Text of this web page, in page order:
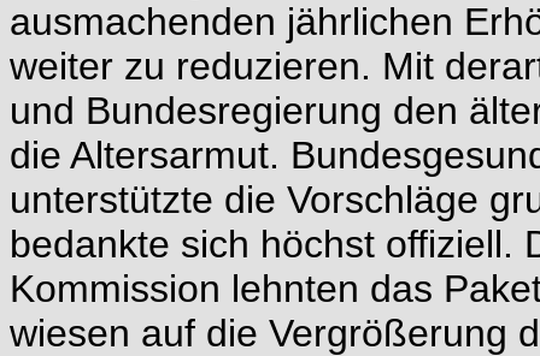
ausmachenden jährlichen
weiter zu reduzieren. Mit
und Bundesregierung den
die Altersarmut.
unterstützte die Vorschläge
bedankte sich höchst offiziell.
Kommission lehnten das
wiesen auf die Vergrößerung